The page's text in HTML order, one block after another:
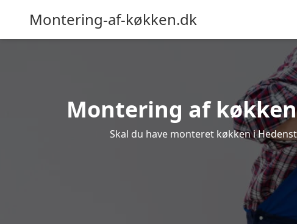
Montering-af-køkken.dk
Montering af
Skal du have monteret køkken i